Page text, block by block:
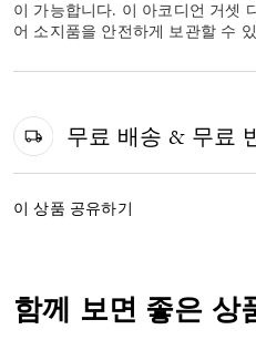
이 가능합니다. 이 아코디언 거셋
어 소지품을 안전하게 보관할 수
무료 배송 & 무료
이 상품 공유하기
함께 보면 좋은 상